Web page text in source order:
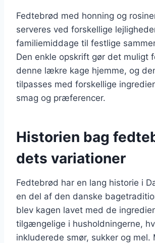
Fedtebrød med honning og
serveres ved forskellige
familiemiddage til festlige
Den enkle opskrift gør det muligt
denne lækre kage hjemme, og
tilpasses med forskellige
smag og præferencer.
Historien bag
dets variationer
Fedtebrød har en lang historie i
en del af den danske
blev kagen lavet med de
tilgængelige i husholdningerne,
inkluderede smør, sukker og mel.